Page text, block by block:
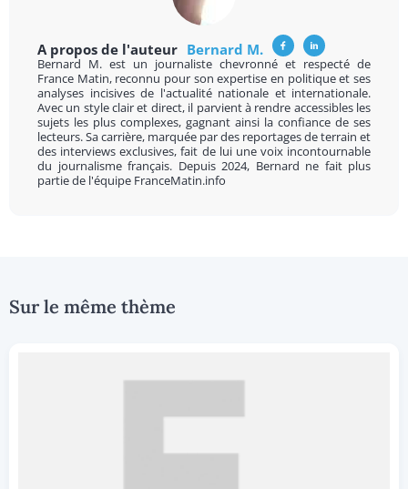
A propos de l'auteur Bernard M.
Bernard M. est un journaliste chevronné et respecté de
France Matin, reconnu pour son expertise en politique et ses
analyses incisives de l'actualité nationale et internationale.
Avec un style clair et direct, il parvient à rendre accessibles les
sujets les plus complexes, gagnant ainsi la confiance de ses
lecteurs. Sa carrière, marquée par des reportages de terrain et
des interviews exclusives, fait de lui une voix incontournable
du journalisme français. Depuis 2024, Bernard ne fait plus
partie de l'équipe FranceMatin.info
Sur le même thème